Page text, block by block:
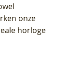
onze
horloge